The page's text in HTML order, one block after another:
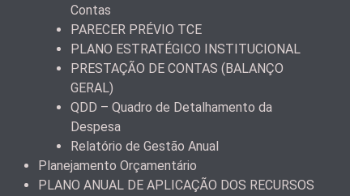
Contas
PARECER PRÉVIO TCE
PLANO ESTRATÉGICO INSTITUCIONAL
PRESTAÇÃO DE CONTAS (BALANÇO
GERAL)
QDD – Quadro de Detalhamento da
Despesa
Relatório de Gestão Anual
Planejamento Orçamentário
PLANO ANUAL DE APLICAÇÃO DOS RECURSOS